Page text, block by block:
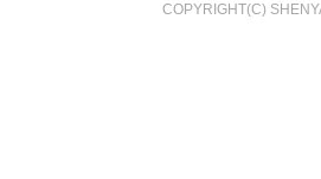
COPYRIGHT(C)